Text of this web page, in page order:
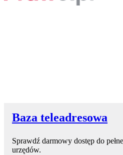
Baza teleadresowa
Sprawdź darmowy dostęp do
urzędów.